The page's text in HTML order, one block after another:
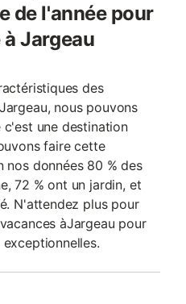
de l'année pour
Jargeau
des
nous pouvons
une destination
faire cette
nos données 80 % des
72 % ont un jardin, et
N'attendez plus pour
àJargeau pour